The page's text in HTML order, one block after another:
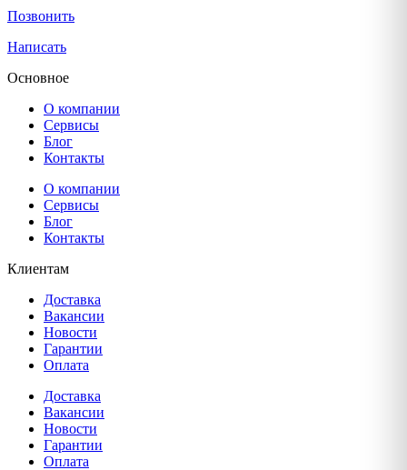
Позвонить
Написать
Основное
О компании
Сервисы
Блог
Контакты
О компании
Сервисы
Блог
Контакты
Клиентам
Доставка
Вакансии
Новости
Гарантии
Оплата
Доставка
Вакансии
Новости
Гарантии
Оплата